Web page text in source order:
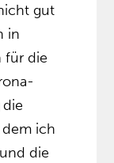
gut
in
für die
ich
die